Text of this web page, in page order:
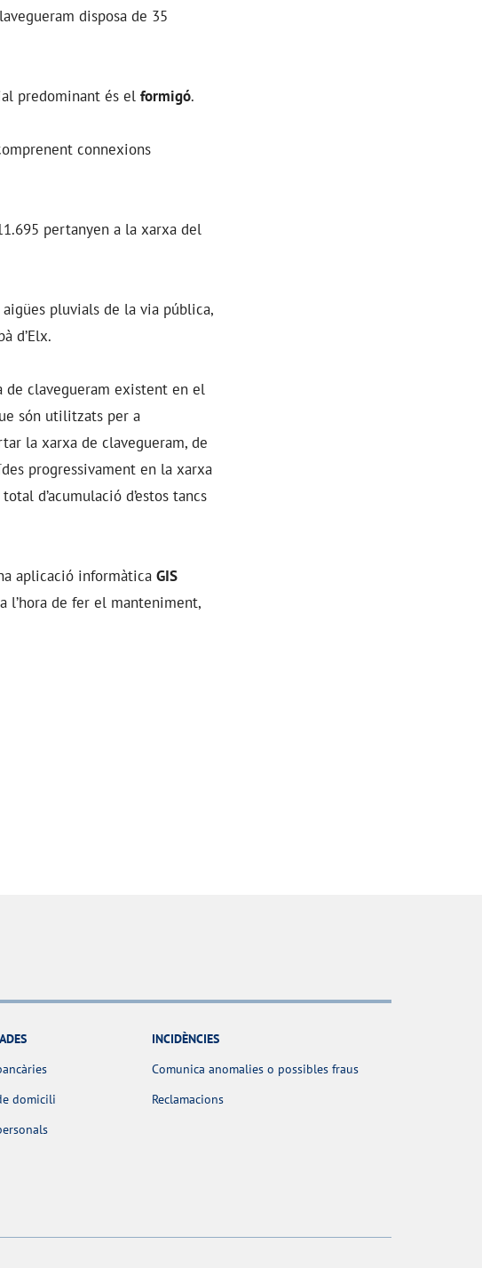
disposa de 35
predominant és el formigó.
connexions
pertanyen a la xarxa del
pluvials de la via pública,
d’Elx.
de clavegueram existent en el
són utilitzats per a
la xarxa de clavegueram, de
progressivament en la xarxa
d’acumulació d’estos tancs
aplicació informàtica GIS
l’hora de fer el manteniment,
domicili
INCIDÈNCIES
Comunica anomalies o possibles fraus
Reclamacions